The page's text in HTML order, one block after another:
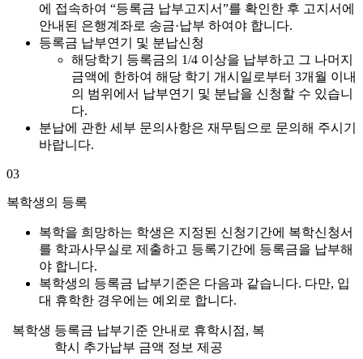
에 접속하여 “등록금 납부고지서”를 확인한 후 고지서에
안내된 은행계좌로 송금·납부 하여야 합니다.
등록금 납부연기 및 분납신청
해당학기 등록금의 1/4 이상을 납부하고 그 나머지
금액에 한하여 해당 학기 개시일로부터 3개월 이내
의 범위에서 납부연기 및 분납을 신청할 수 있습니
다.
분납에 관한 세부 문의사항은 재무팀으로 문의해 주시기
바랍니다.
03
복학생의 등록
복학을 희망하는 학생은 지정된 신청기간에 복학신청서
를 학과사무실로 제출하고 등록기간에 등록금을 납부해
야 합니다.
복학생의 등록금 납부기준은 다음과 같습니다. 다만, 입
대 휴학한 경우에는 예외로 합니다.
복학생 등록금 납부기준 안내로 휴학시점, 복
학시 추가납부 금액 정보 제공